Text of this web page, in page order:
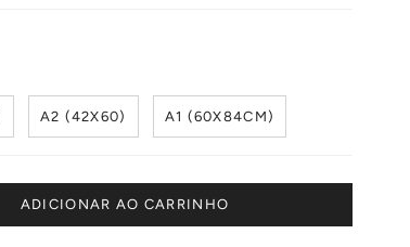
A2 (42X60) A1 (60X84CM)
ADICIONAR AO CARRINHO